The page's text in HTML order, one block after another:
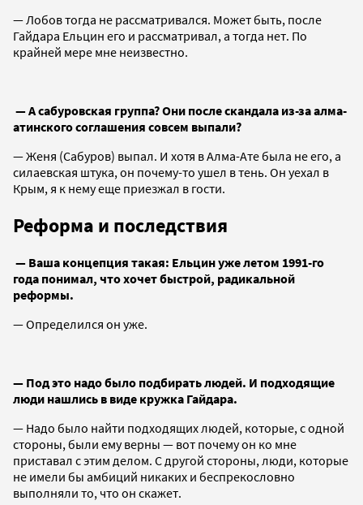
— Лобов тогда не рассматривался. Может быть, после
Гайдара Ельцин его и рассматривал, а тогда нет. По
крайней мере мне неизвестно.
— А сабуровская группа? Они после скандала из-за алма-
атинского соглашения совсем выпали?
— Женя (Сабуров) выпал. И хотя в Алма-Ате была не его, а
силаевская штука, он почему-то ушел в тень. Он уехал в
Крым, я к нему еще приезжал в гости.
Реформа и последствия
— Ваша концепция такая: Ельцин уже летом 1991-го
года понимал, что хочет быстрой, радикальной
реформы.
— Определился он уже.
— Под это надо было подбирать людей. И подходящие
люди нашлись в виде кружка Гайдара.
— Надо было найти подходящих людей, которые, с одной
стороны, были ему верны — вот почему он ко мне
приставал с этим делом. С другой стороны, люди, которые
не имели бы амбиций никаких и беспрекословно
выполняли то, что он скажет.